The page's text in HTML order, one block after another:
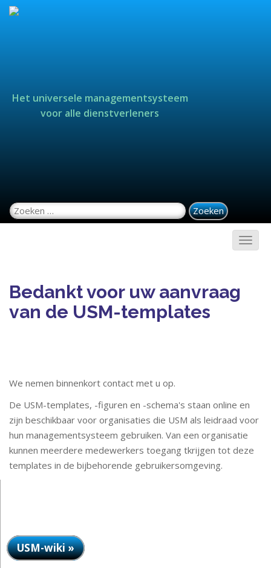
Het universele managementsysteem
voor alle dienstverleners
Zoeken naar:
Bedankt voor uw aanvraag
van de USM-templates
We nemen binnenkort contact met u op.
De USM-templates, -figuren en -schema's staan online en
zijn beschikbaar voor organisaties die USM als leidraad voor
hun managementsysteem gebruiken. Van een organisatie
kunnen meerdere medewerkers toegang tkrijgen tot deze
templates in de bijbehorende gebruikersomgeving.
USM-wiki »